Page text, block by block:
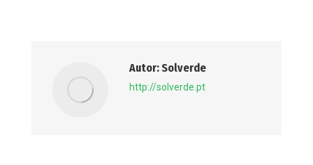
Autor:Solverde
http://solverde.pt